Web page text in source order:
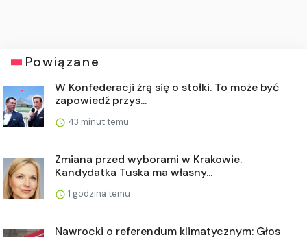
Powiązane
W Konfederacji żrą się o stołki. To może być
zapowiedź przys...
43 minut temu
Zmiana przed wyborami w Krakowie.
Kandydatka Tuska ma własny...
1 godzina temu
Nawrocki o referendum klimatycznym: Głos